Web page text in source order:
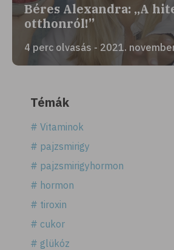
Béres Alexandra: „A
otthonról!”
4 perc olvasás - 2021.
Témák
# Vitaminok
# pajzsmirigy
# pajzsmirigyhormon
# hormon
# tiroxin
# cukor
# glükóz